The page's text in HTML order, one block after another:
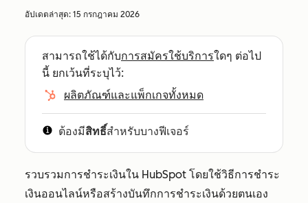
อัปเดตล่าสุด: 15 กรกฎาคม 2026
สามารถใช้ได้กับการสมัครใช้บริการใดๆ ต่อไป
นี้ ยกเว้นที่ระบุไว้:
ผลิตภัณฑ์และแพ็กเกจทั้งหมด
ต้องมีสิทธิ์สำหรับบางฟีเจอร์
รวบรวมการชำระเงินใน HubSpot โดยใช้วิธีการชำระ
เงินออนไลน์หรือสร้างบันทึกการชำระเงินด้วยตนเอง